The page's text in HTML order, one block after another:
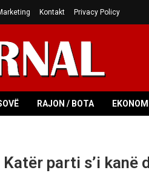
Kontakt Privacy Policy
RAJON / BOTA EKONOMI
Katër parti s’i kanë